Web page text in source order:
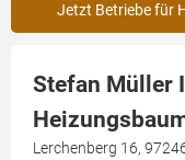
Jetzt Betriebe für
Stefan Müller
Lerchenberg 16,